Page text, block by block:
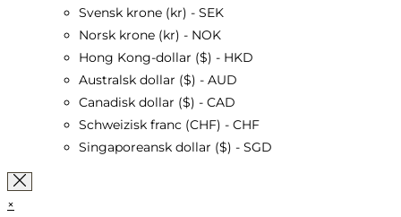
Svensk krone (kr) - SEK
Norsk krone (kr) - NOK
Hong Kong-dollar ($) - HKD
Australsk dollar ($) - AUD
Canadisk dollar ($) - CAD
Schweizisk franc (CHF) - CHF
Singaporeansk dollar ($) - SGD
×